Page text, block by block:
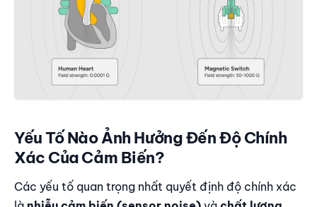
Yếu Tố Nào Ảnh Hưởng Đến Độ Chính
Xác Của Cảm Biến?
Các yếu tố quan trọng nhất quyết định độ chính xác